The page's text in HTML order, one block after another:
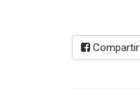
Compartir